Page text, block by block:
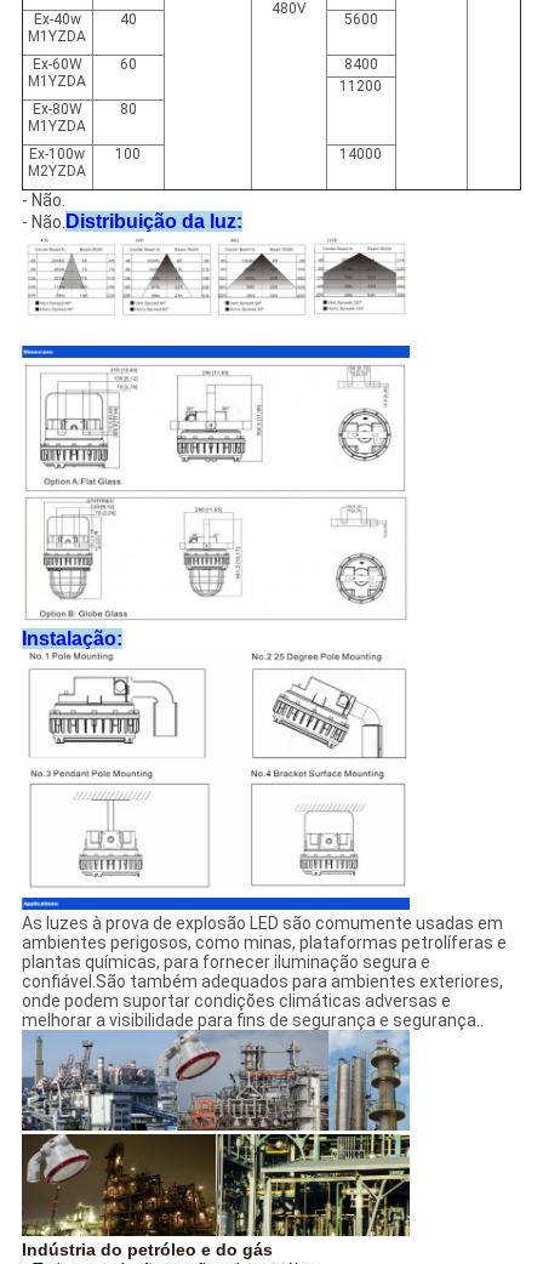
480V
Ex-40w
M1YZDA
40 5600
Ex-60W
M1YZDA
60
8400
11200
Ex-80W
M1YZDA
80
Ex-100w
M2YZDA
100 14000
- Não.
- Não. Distribuição da luz:
Instalação:
As luzes à prova de explosão LED são comumente usadas em
ambientes perigosos, como minas, plataformas petrolíferas e
plantas químicas, para fornecer iluminação segura e
confiável.São também adequados para ambientes exteriores,
onde podem suportar condições climáticas adversas e
melhorar a visibilidade para fins de segurança e segurança..
Indústria do petróleo e do gás